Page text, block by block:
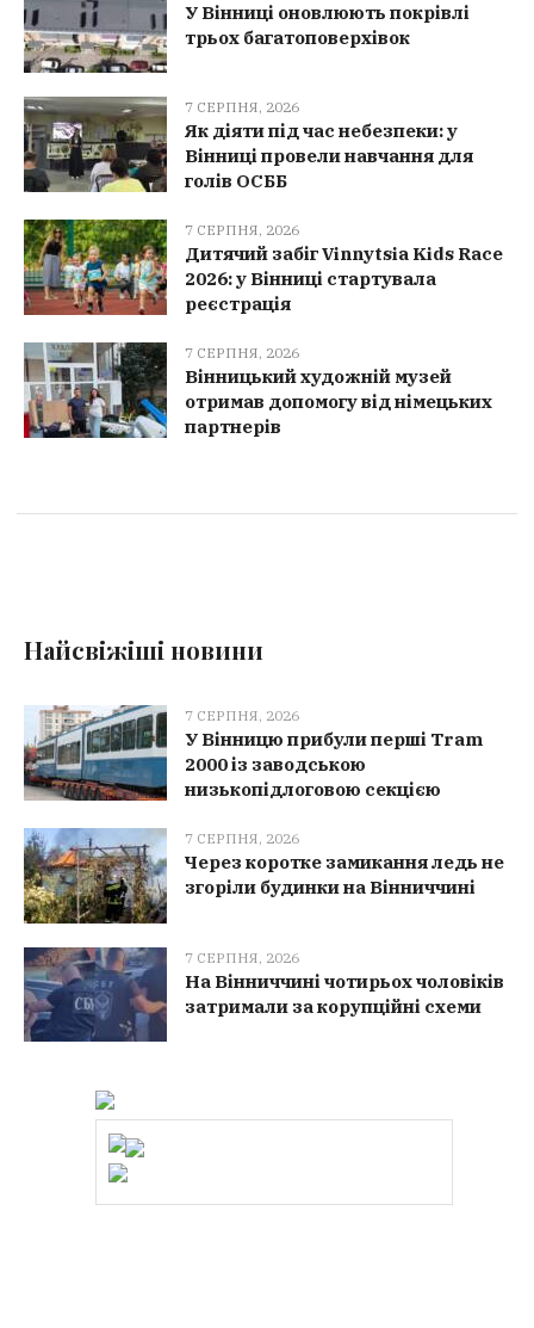
У Вінниці оновлюють покрівлі
трьох багатоповерхівок
7 СЕРПНЯ, 2026
Як діяти під час небезпеки: у
Вінниці провели навчання для
голів ОСББ
7 СЕРПНЯ, 2026
Дитячий забіг Vinnytsia Kids Race
2026: у Вінниці стартувала
реєстрація
7 СЕРПНЯ, 2026
Вінницький художній музей
отримав допомогу від німецьких
партнерів
Найсвіжіші новини
7 СЕРПНЯ, 2026
У Вінницю прибули перші Tram
2000 із заводською
низькопідлоговою секцією
7 СЕРПНЯ, 2026
Через коротке замикання ледь не
згоріли будинки на Вінниччині
7 СЕРПНЯ, 2026
На Вінниччині чотирьох чоловіків
затримали за корупційні схеми